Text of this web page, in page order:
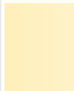
Содержимое